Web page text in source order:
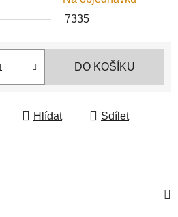
7335
DO KOŠÍKU
Hlídat Sdílet